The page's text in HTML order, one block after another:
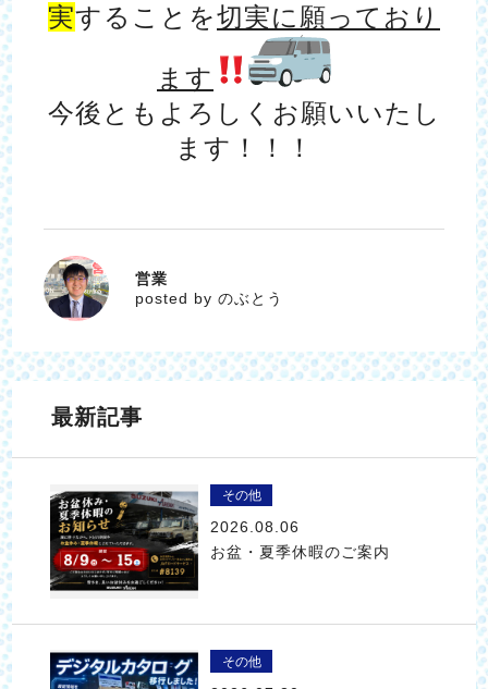
実することを切実に願っており
ます
今後ともよろしくお願いいたし
ます！！！
のぶとう
営業
posted by のぶとう
最新記事
その他
2026.08.06
お盆・夏季休暇のご案内
その他